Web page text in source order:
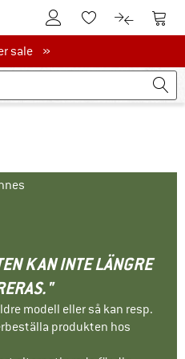
Till kundkontotTill minneslistan.
Till Till
salesale »
KAN INTE LÄNGRE
modell eller så kan resp.
produkten hos